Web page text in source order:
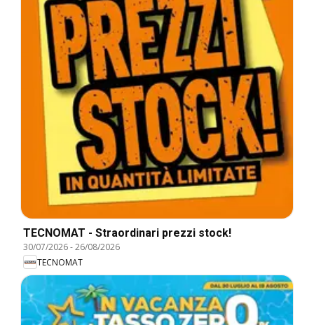
TECNOMAT - Straordinari prezzi stock!
30/07/2026-26/08/2026
TECNOMAT